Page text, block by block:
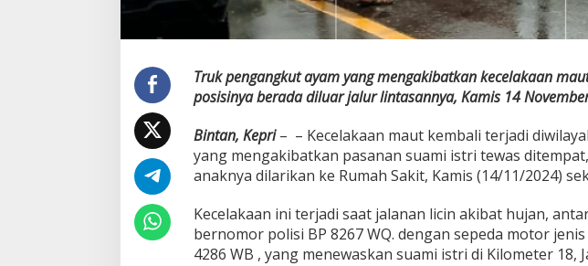
Truk pengangkut ayam yang mengakibatkan kecelakaan
posisinya berada diluar jalur lintasannya, Kamis 14
Bintan, Kepri– – Kecelakaan maut kembali terjadi
yang mengakibatkan pasanan suami istri tewas
anaknya dilarikan ke Rumah Sakit, Kamis (14/11/2024)
Kecelakaan ini terjadi saat jalanan licin akibat hujan,
bernomor polisi BP 8267 WQ. dengan sepeda motor
4286 WB , yang menewaskan suami istri di Kilometer 18,